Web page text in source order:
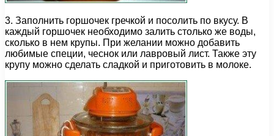
3. Заполнить горшочек гречкой и посолить по вкусу. В
каждый горшочек необходимо залить столько же воды,
сколько в нем крупы. При желании можно добавить
любимые специи, чеснок или лавровый лист. Также эту
крупу можно сделать сладкой и приготовить в молоке.